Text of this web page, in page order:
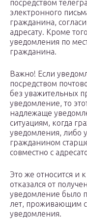
посредством
электронного
гражданина,
адресату. Кроме
уведомления по
гражданина.
Важно! Если
посредством
без уважительных
уведомление, то
надлежаще
ситуациям, когда
уведомления, либо
гражданином
совместно с
Это же относится и
отказался от
уведомление было
лет, проживающим
уведомления.